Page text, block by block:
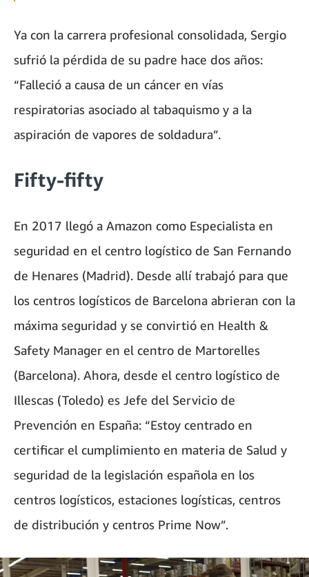
Ya con la carrera profesional consolidada, Sergio
sufrió la pérdida de su padre hace dos años:
“Falleció a causa de un cáncer en vías
respiratorias asociado al tabaquismo y a la
aspiración de vapores de soldadura”.
Fifty-fifty
En 2017 llegó a Amazon como Especialista en
seguridad en el centro logístico de San Fernando
de Henares (Madrid). Desde allí trabajó para que
los centros logísticos de Barcelona abrieran con la
máxima seguridad y se convirtió en Health &
Safety Manager en el centro de Martorelles
(Barcelona). Ahora, desde el centro logístico de
Illescas (Toledo) es Jefe del Servicio de
Prevención en España: “Estoy centrado en
certificar el cumplimiento en materia de Salud y
seguridad de la legislación española en los
centros logísticos, estaciones logísticas, centros
de distribución y centros Prime Now”.